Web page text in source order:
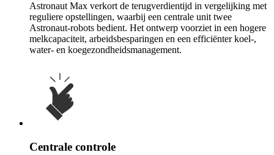
Astronaut Max verkort de terugverdientijd in vergelijking met
reguliere opstellingen, waarbij een centrale unit twee
Astronaut-robots bedient. Het ontwerp voorziet in een hogere
melkcapaciteit, arbeidsbesparingen en een efficiënter koel-,
water- en koegezondheidsmanagement.
Centrale controle